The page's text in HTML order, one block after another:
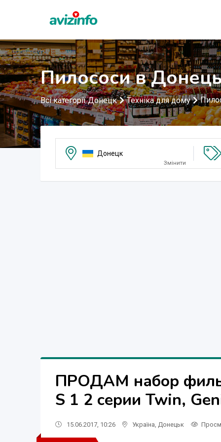
Пилососи в
Всі категорії Донецк Техніка для дому
Донецк
Змінити
ПРОДАМ набор
S 1 2 серии Twin,
15.06.2017, 10:26 Україна Донецьк